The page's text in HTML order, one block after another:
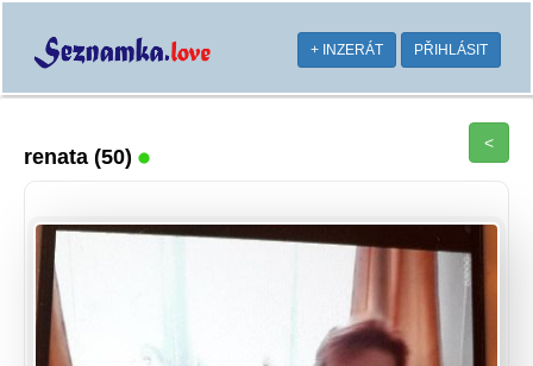
+ INZERÁT PŘIHLÁSIT
renata (50)
<